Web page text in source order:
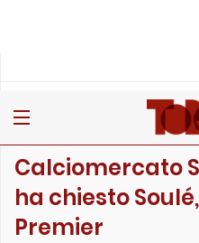
Calciomercato
ha chiesto
Premier